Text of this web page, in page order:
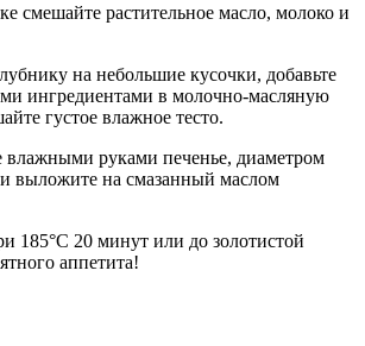
смешайте растительное масло, молоко и
на небольшие кусочки, добавьте
ингредиентами в молочно-масляную
густое влажное тесто.
руками печенье, диаметром
выложите на смазанный маслом
185°C 20 минут или до золотистой
аппетита!